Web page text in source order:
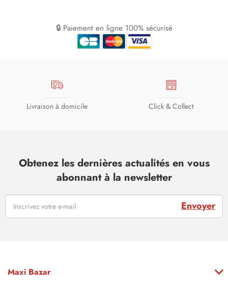
🔒 Paiement en ligne 100% sécurisé
Livraison à domicile Click & Collect
Obtenez les dernières actualités en vous
abonnant à la newsletter
Envoyer
Maxi Bazar